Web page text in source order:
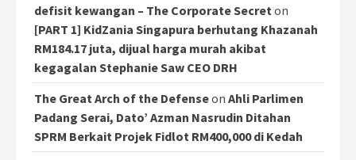
defisit kewangan – The Corporate Secret on
[PART 1] KidZania Singapura berhutang Khazanah
RM184.17 juta, dijual harga murah akibat
kegagalan Stephanie Saw CEO DRH
The Great Arch of the Defenseon Ahli Parlimen
Padang Serai, Dato’ Azman Nasrudin Ditahan
SPRM Berkait Projek Fidlot RM400,000 di Kedah